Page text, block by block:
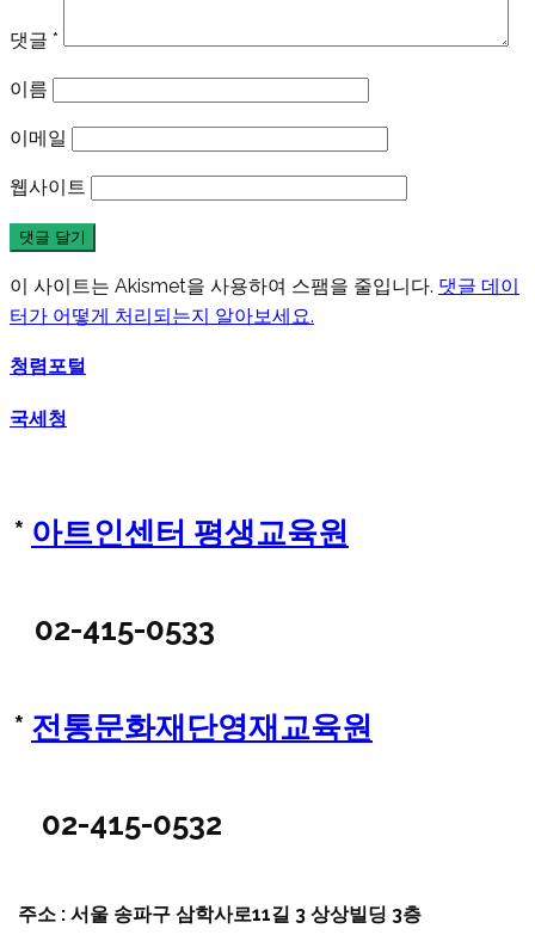
댓글 *
이름
이메일
웹사이트
이 사이트는 Akismet을 사용하여 스팸을 줄입니다. 댓글 데이
터가 어떻게 처리되는지 알아보세요.
청렴포털
국세청
* 아트인센터 평생교육원
02-415-0533
* 전통문화재단영재교육원
02-415-0532
주소 : 서울 송파구 삼학사로11길 3 상상빌딩 3층